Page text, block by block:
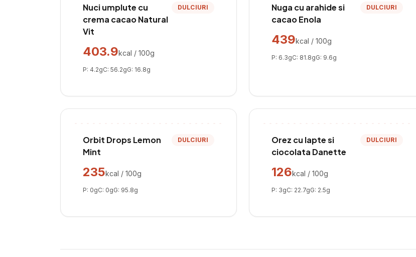
Nuci umplute cu
crema cacao Natural
Vit
DULCIURI
403.9kcal / 100g
P: 4.2gC: 56.2gG: 16.8g
Nuga cu arahide si
cacao Enola
DULCIURI
439kcal / 100g
P: 6.3gC: 81.8gG: 9.6g
Orbit Drops Lemon
Mint
DULCIURI
235kcal / 100g
P: 0gC: 0gG: 95.8g
Orez cu lapte si
ciocolata Danette
DULCIURI
126kcal / 100g
P: 3gC: 22.7gG: 2.5g